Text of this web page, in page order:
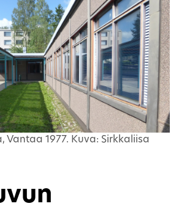
Vantaa 1977. Kuva: Sirkkaliisa